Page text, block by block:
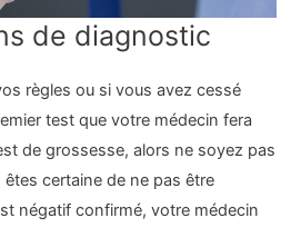
de diagnostic
règles ou si vous avez cessé
test que votre médecin fera
de grossesse, alors ne soyez pas
certaine de ne pas être
négatif confirmé, votre médecin